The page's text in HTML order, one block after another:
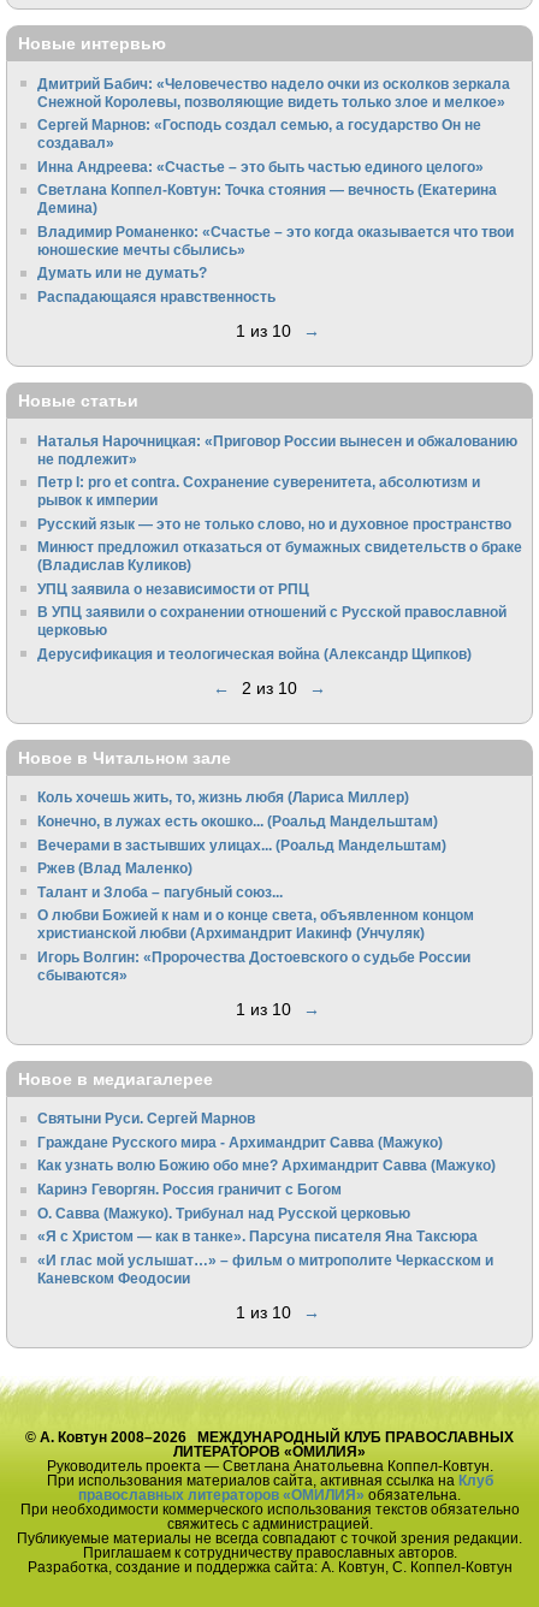
Новые интервью
Дмитрий Бабич: «Человечество надело очки из осколков зеркала
Снежной Королевы, позволяющие видеть только злое и мелкое»
Сергей Марнов: «Господь создал семью, а государство Он не
создавал»
Инна Андреева: «Счастье – это быть частью единого целого»
Светлана Коппел-Ковтун: Точка стояния — вечность (Екатерина
Демина)
Владимир Романенко: «Счастье – это когда оказывается что твои
юношеские мечты сбылись»
Думать или не думать?
Распадающаяся нравственность
1 из 10 →
Новые статьи
Наталья Нарочницкая: «Приговор России вынесен и обжалованию
не подлежит»
Петр I: pro et contra. Сохранение суверенитета, абсолютизм и
рывок к империи
Русский язык — это не только слово, но и духовное пространство
Минюст предложил отказаться от бумажных свидетельств о браке
(Владислав Куликов)
УПЦ заявила о независимости от РПЦ
В УПЦ заявили о сохранении отношений с Русской православной
церковью
Дерусификация и теологическая война (Александр Щипков)
← 2 из 10 →
Новое в Читальном зале
Коль хочешь жить, то, жизнь любя (Лариса Миллер)
Конечно, в лужах есть окошко... (Роальд Мандельштам)
Вечерами в застывших улицах... (Роальд Мандельштам)
Ржев (Влад Маленко)
Талант и Злоба – пагубный союз...
О любви Божией к нам и о конце света, объявленном концом
христианской любви (Архимандрит Иакинф (Унчуляк)
Игорь Волгин: «Пророчества Достоевского о судьбе России
сбываются»
1 из 10 →
Новое в медиагалерее
Святыни Руси. Сергей Марнов
Граждане Русского мира - Архимандрит Савва (Мажуко)
Как узнать волю Божию обо мне? Архимандрит Савва (Мажуко)
Каринэ Геворгян. Россия граничит с Богом
О. Савва (Мажуко). Трибунал над Русской церковью
«Я с Христом — как в танке». Парсуна писателя Яна Таксюра
«И глас мой услышат…» – фильм о митрополите Черкасском и
Каневском Феодосии
1 из 10 →
© А. Ковтун 2008–2026 МЕЖДУНАРОДНЫЙ КЛУБ ПРАВОСЛАВНЫХ
ЛИТЕРАТОРОВ «ОМИЛИЯ»
Руководитель проекта — Светлана Анатольевна Коппел-Ковтун.
При использования материалов сайта, активная ссылка на Клуб
православных литераторов «ОМИЛИЯ» обязательна.
При необходимости коммерческого использования текстов обязательно
свяжитесь с администрацией.
Публикуемые материалы не всегда совпадают с точкой зрения редакции.
Приглашаем к сотрудничеству православных авторов.
Разработка, создание и поддержка сайта: А. Ковтун, С. Коппел-Ковтун